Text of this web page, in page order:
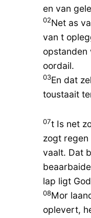
en van
02Net as
van t
opstanden
oordail.
03En dat
toustaait
07t Is net
zogt
vaalt. Dat
lap ligt
08Mor
oplevert,